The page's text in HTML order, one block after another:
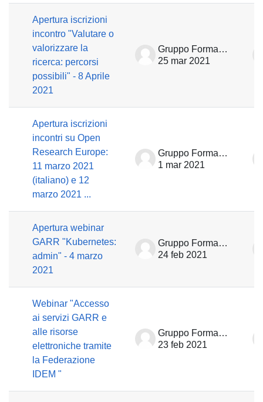
Apertura iscrizioni
incontro "Valutare o
valorizzare la
ricerca: percorsi
possibili" - 8 Aprile
2021
Gruppo Formazione
25 mar 2021
Apertura iscrizioni
incontri su Open
Research Europe:
11 marzo 2021
(italiano) e 12
marzo 2021 ...
Gruppo Formazione
1 mar 2021
Apertura webinar
GARR "Kubernetes:
admin" - 4 marzo
2021
Gruppo Formazione
24 feb 2021
Webinar "Accesso
ai servizi GARR e
alle risorse
elettroniche tramite
la Federazione
IDEM "
Gruppo Formazione
23 feb 2021